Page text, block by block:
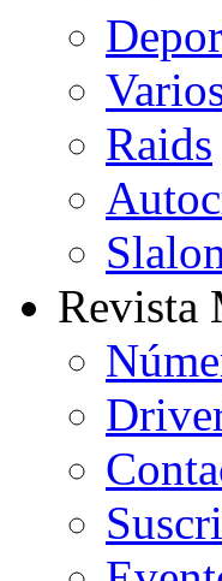
Raids
Revista